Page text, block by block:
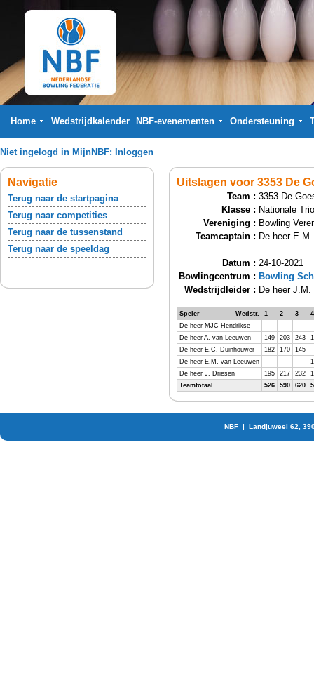
Home Wedstrijdkalender NBF-evenementen Ondersteuning
Niet ingelogd in MijnNBF: Inloggen
Navigatie
Terug naar de startpagina
Terug naar competities
Terug naar de tussenstand
Terug naar de speeldag
Uitslagen voor 3353 De
Team : 3353 De
Klasse : Nationale
Vereniging : Bowling
Teamcaptain : De heer
Datum : 24-10-2021
Bowlingcentrum : Bowling
Wedstrijdleider : De heer
Speler Wedstr. 1 2 3
4
De heer MJC Hendrikse
De heer A. van Leeuwen
149 203 243
De heer E.C. Duinhouwer
182 170
145
De heer E.M. van Leeuwen
De heer J. Driesen
195 217 232
Teamtotaal
526 590 620
NBF | Landjuweel 62,